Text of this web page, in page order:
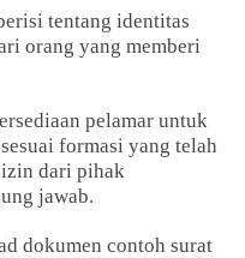
tentang identitas
orang yang memberi
pelamar untuk
formasi yang telah
izin dari pihak
jawab.
dokumen contoh surat